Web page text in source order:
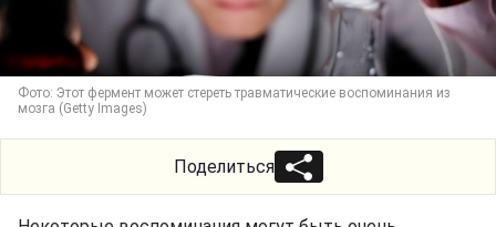
Фото: Этот фермент может стереть травматические воспоминания из
мозга (Getty Images)
Поделиться